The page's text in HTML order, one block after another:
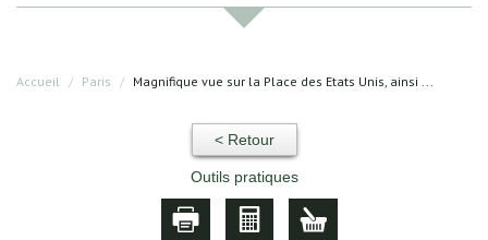
Accueil Paris Magnifique vue sur la Place des Etats Unis, ainsi ...
< Retour
Outils pratiques